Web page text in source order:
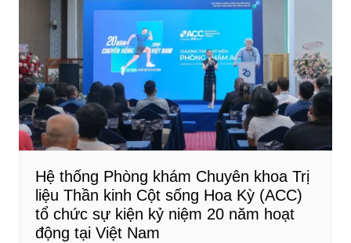
Hệ thống Phòng khám Chuyên khoa Trị
liệu Thần kinh Cột sống Hoa Kỳ (ACC)
tổ chức sự kiện kỷ niệm 20 năm hoạt
động tại Việt Nam